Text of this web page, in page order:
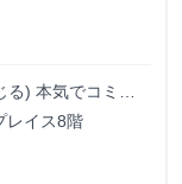
) 本気でコミッ
得られる環境で
レイス8階